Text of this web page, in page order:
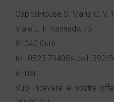
CapitalHouse S. Maria C. V. 1
Viale J. F. Kennedy, 75
81040 Curti
tel. 0823.794084 cell. 392/
e-mail:
Vuoi ricevere le nostre